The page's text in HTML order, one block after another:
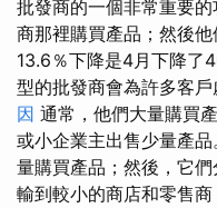
批發商的一個非常重要
商那裡購買產品；然後
13.6％下降是4月下降了
型的批發商會為許多客
因 通常，他們大量購買
或小企業主出售少量產品
量購買產品；然後，它
輸到較小的商店和零售